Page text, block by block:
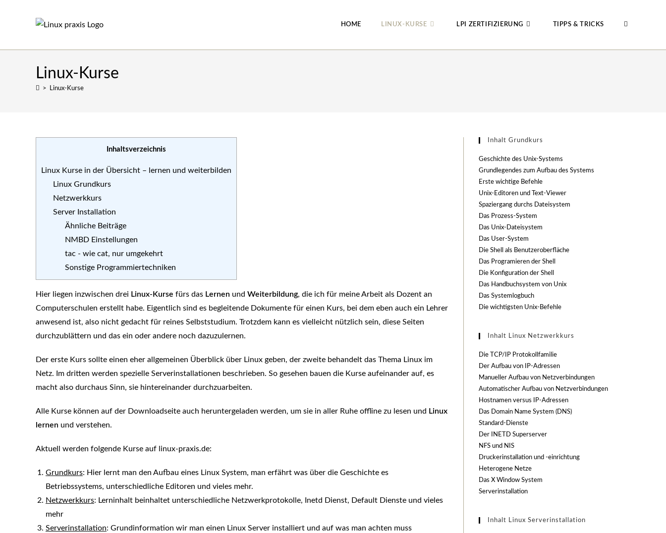
HOME LINUX-KURSE LPI ZERTIFIZIERUNG TIPPS & TRICKS WEBSITE-
Linux-Kurse
> Linux-Kurse
Inhaltsverzeichnis
Linux Kurse in der Übersicht – lernen und weiterbilden
Linux Grundkurs
Netzwerkkurs
Server Installation
Ähnliche Beiträge
NMBD Einstellungen
tac - wie cat, nur umgekehrt
Sonstige Programmiertechniken
Hier liegen inzwischen drei Linux-Kurse fürs das Lernen und Weiterbildung, die ich für meine Arbeit als Dozent an
Computerschulen erstellt habe. Eigentlich sind es begleitende Dokumente für einen Kurs, bei dem eben auch ein Lehrer
anwesend ist, also nicht gedacht für reines Selbststudium. Trotzdem kann es vielleicht nützlich sein, diese Seiten
durchzublättern und das ein oder andere noch dazuzulernen.
Der erste Kurs sollte einen eher allgemeinen Überblick über Linux geben, der zweite behandelt das Thema Linux im
Netz. Im dritten werden spezielle Serverinstallationen beschrieben. So gesehen bauen die Kurse aufeinander auf, es
macht also durchaus Sinn, sie hintereinander durchzuarbeiten.
Alle Kurse können auf der Downloadseite auch heruntergeladen werden, um sie in aller Ruhe offline zu lesen und Linux
lernen und verstehen.
Aktuell werden folgende Kurse auf linux-praxis.de:
Grundkurs: Hier lernt man den Aufbau eines Linux System, man erfährt was über die Geschichte es
Betriebssystems, unterschiedliche Editoren und vieles mehr.
Netzwerkkurs: Lerninhalt beinhaltet unterschiedliche Netzwerkprotokolle, Inetd Dienst, Default Dienste und vieles
mehr
Serverinstallation: Grundinformation wir man einen Linux Server installiert und auf was man achten muss
Inhalt Grundkurs
Geschichte des Unix-Systems
Grundlegendes zum Aufbau des Systems
Erste wichtige Befehle
Unix-Editoren und Text-Viewer
Spaziergang durchs Dateisystem
Das Prozess-System
Das Unix-Dateisystem
Das User-System
Die Shell als Benutzeroberfläche
Das Programieren der Shell
Die Konfiguration der Shell
Das Handbuchsystem von Unix
Das Systemlogbuch
Die wichtigsten Unix-Befehle
Inhalt Linux Netzwerkkurs
Die TCP/IP Protokollfamilie
Der Aufbau von IP-Adressen
Manueller Aufbau von Netzverbindungen
Automatischer Aufbau von Netzverbindungen
Hostnamen versus IP-Adressen
Das Domain Name System (DNS)
Standard-Dienste
Der INETD Superserver
NFS und NIS
Druckerinstallation und -einrichtung
Heterogene Netze
Das X Window System
Serverinstallation
Inhalt Linux Serverinstallation